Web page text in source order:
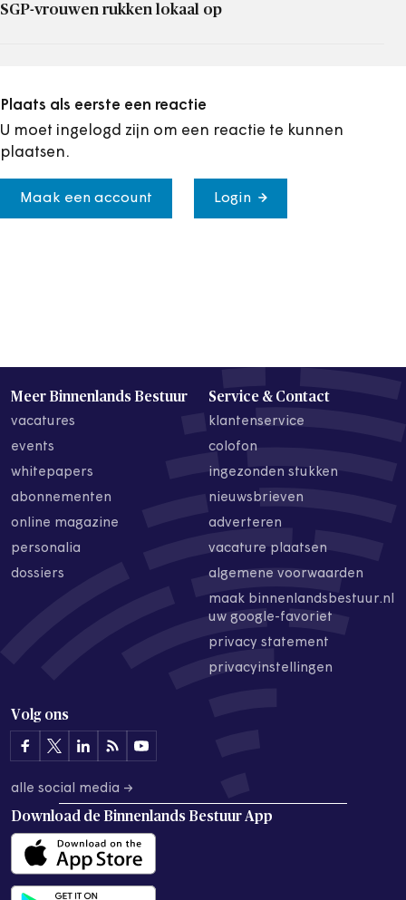
SGP-vrouwen rukken lokaal op
Plaats als eerste een reactie
U moet ingelogd zijn om een reactie te kunnen
plaatsen.
Maak een account Login
Meer Binnenlands Bestuur
vacatures
events
whitepapers
abonnementen
online magazine
personalia
dossiers
Service & Contact
klantenservice
colofon
ingezonden stukken
nieuwsbrieven
adverteren
vacature plaatsen
algemene voorwaarden
maak binnenlandsbestuur.nl
uw google-favoriet
privacy statement
privacyinstellingen
Volg ons
alle social media →
Download de Binnenlands Bestuur App